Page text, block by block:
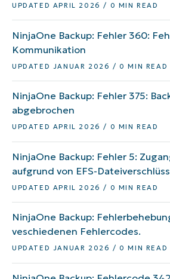
UPDATED APRIL 2026 / 0 MIN READ
NinjaOne Backup: Fehler 360:
Kommunikation
UPDATED JANUAR 2026 / 0 MIN READ
NinjaOne Backup: Fehler 375:
abgebrochen
UPDATED APRIL 2026 / 0 MIN READ
NinjaOne Backup: Fehler 5:
aufgrund von EFS-
UPDATED APRIL 2026 / 0 MIN READ
NinjaOne Backup:
veschiedenen Fehlercodes.
UPDATED JANUAR 2026 / 0 MIN READ